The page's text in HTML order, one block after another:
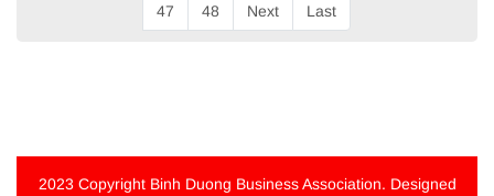
47 48 Next Last
2023 Copyright Binh Duong Business Association. Designed